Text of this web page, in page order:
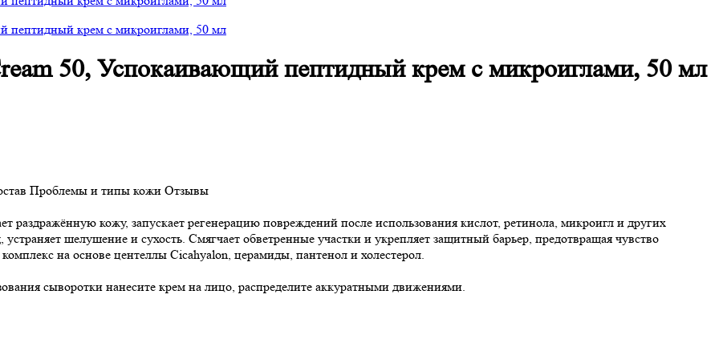
50, Успокаивающий пептидный крем с микроиглами, 50 мл
Проблемы и типы кожи Отзывы
кожу, запускает регенерацию повреждений после использования кислот, ретинола, микроигл и других
шелушение и сухость. Смягчает обветренные участки и укрепляет защитный барьер, предотвращая чувство
на основе центеллы Cicahyalon, церамиды, пантенол и холестерол.
сыворотки нанесите крем на лицо, распределите аккуратными движениями.